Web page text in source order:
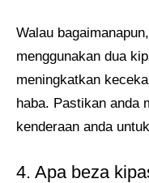
Walau
menggunakan dua
meningkatkan
haba. Pastikan anda
kenderaan anda
4. Apa beza